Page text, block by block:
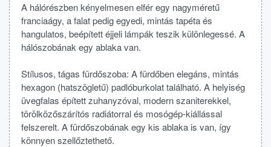
A hálórészben kényelmesen elfér egy nagyméretű
franciaágy, a falat pedig egyedi, mintás tapéta és
hangulatos, beépített éjjeli lámpák teszik különlegessé. A
hálószobának egy ablaka van.
Stílusos, tágas fürdőszoba: A fürdőben elegáns, mintás
hexagon (hatszögletű) padlóburkolat található. A helyiség
üvegfalas épített zuhanyzóval, modern szaniterekkel,
törölközőszárítós radiátorral és mosógép-kiállással
felszerelt. A fürdőszobának egy kis ablaka is van, így
könnyen szellőztethető.